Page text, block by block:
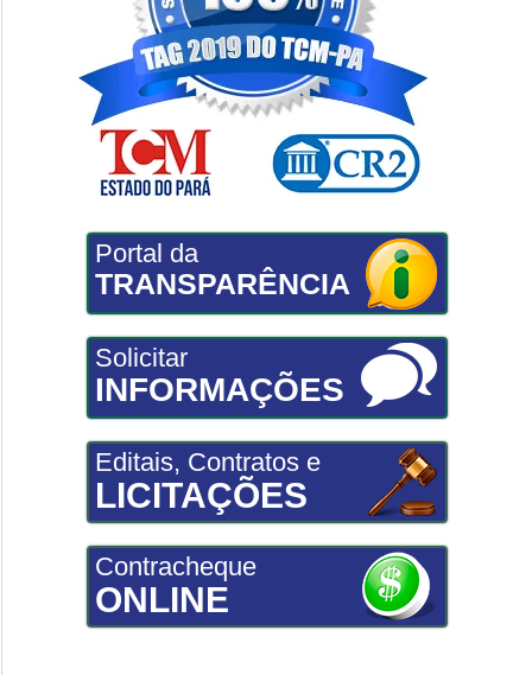
Portal da
TRANSPARÊNCIA
Solicitar
INFORMAÇÕES
Editais, Contratos e
LICITAÇÕES
Contracheque
ONLINE